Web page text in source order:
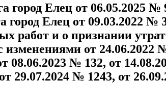
город Елец от 06.05.2025
город Елец от 09.03.2022
работ и о признании
от 24.06.2022
№ 132, от
29.07.2024 № 1243, от